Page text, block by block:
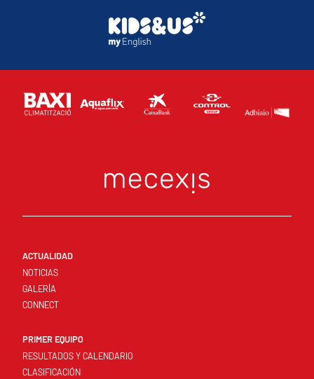
ACTUALIDAD
NOTICIAS
GALERÍA
CONNECT
PRIMER EQUIPO
RESULTADOS Y CALENDARIO
CLASIFICACIÓN